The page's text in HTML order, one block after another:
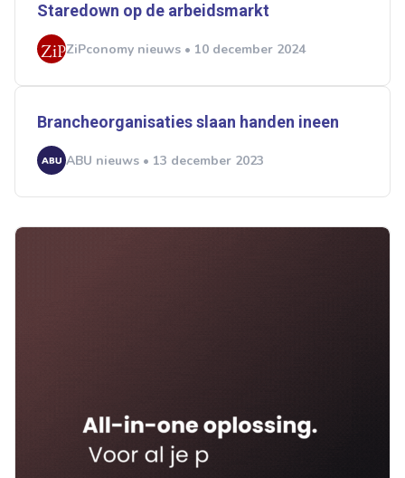
Staredown op de arbeidsmarkt
ZiPconomy nieuws • 10 december 2024
Brancheorganisaties slaan handen ineen
ABU nieuws • 13 december 2023